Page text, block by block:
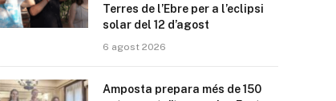
Terres de l’Ebre per a l’eclipsi
solar del 12 d’agost
6 agost 2026
Amposta prepara més de 150